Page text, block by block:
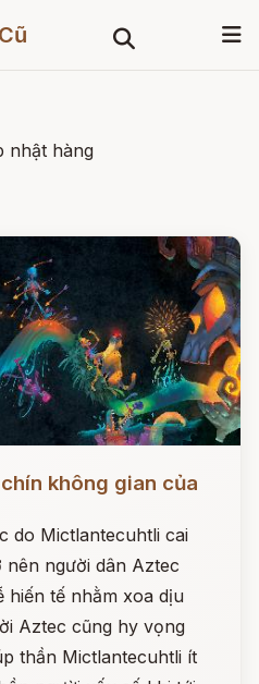
nhật hàng
không gian của
do Mictlantecuhtli cai
người dân Aztec
hiến tế nhằm xoa dịu
Aztec cũng hy vọng
thần Mictlantecuhtli ít